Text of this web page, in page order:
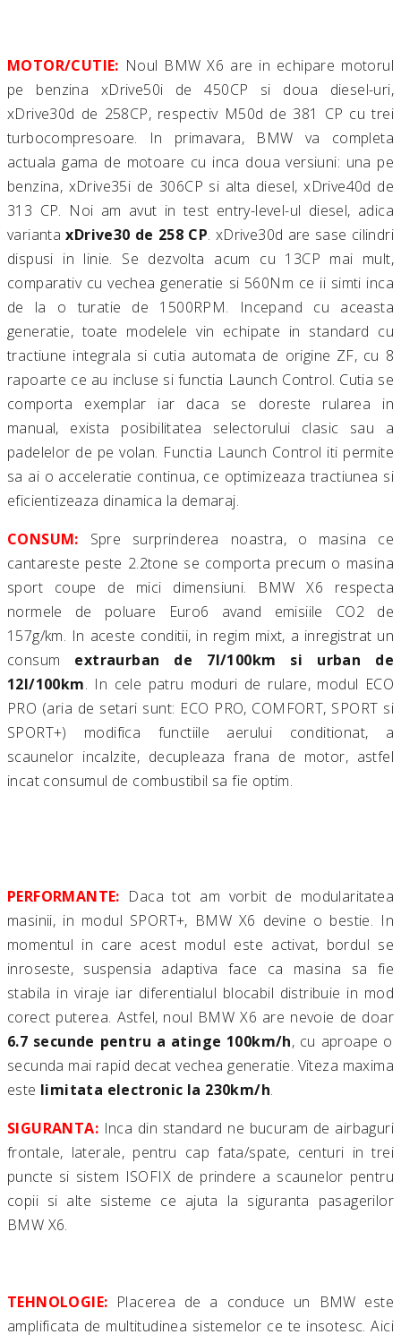
MOTOR/CUTIE: Noul BMW X6 are in echipare motorul
pe benzina xDrive50i de 450CP si doua diesel-uri,
xDrive30d de 258CP, respectiv M50d de 381 CP cu trei
turbocompresoare. In primavara, BMW va completa
actuala gama de motoare cu inca doua versiuni: una pe
benzina, xDrive35i de 306CP si alta diesel, xDrive40d de
313 CP. Noi am avut in test entry-level-ul diesel, adica
varianta xDrive30 de 258 CP. xDrive30d are sase cilindri
dispusi in linie. Se dezvolta acum cu 13CP mai mult,
comparativ cu vechea generatie si 560Nm ce ii simti inca
de la o turatie de 1500RPM. Incepand cu aceasta
generatie, toate modelele vin echipate in standard cu
tractiune integrala si cutia automata de origine ZF, cu 8
rapoarte ce au incluse si functia Launch Control. Cutia se
comporta exemplar iar daca se doreste rularea in
manual, exista posibilitatea selectorului clasic sau a
padelelor de pe volan. Functia Launch Control iti permite
sa ai o acceleratie continua, ce optimizeaza tractiunea si
eficientizeaza dinamica la demaraj.
CONSUM: Spre surprinderea noastra, o masina ce
cantareste peste 2.2tone se comporta precum o masina
sport coupe de mici dimensiuni. BMW X6 respecta
normele de poluare Euro6 avand emisiile CO2 de
157g/km. In aceste conditii, in regim mixt, a inregistrat un
consum extraurban de 7l/100km si urban de
12l/100km. In cele patru moduri de rulare, modul ECO
PRO (aria de setari sunt: ECO PRO, COMFORT, SPORT si
SPORT+) modifica functiile aerului conditionat, a
scaunelor incalzite, decupleaza frana de motor, astfel
incat consumul de combustibil sa fie optim.
PERFORMANTE: Daca tot am vorbit de modularitatea
masinii, in modul SPORT+, BMW X6 devine o bestie. In
momentul in care acest modul este activat, bordul se
inroseste, suspensia adaptiva face ca masina sa fie
stabila in viraje iar diferentialul blocabil distribuie in mod
corect puterea. Astfel, noul BMW X6 are nevoie de doar
6.7 secunde pentru a atinge 100km/h, cu aproape o
secunda mai rapid decat vechea generatie. Viteza maxima
este limitata electronic la 230km/h.
SIGURANTA: Inca din standard ne bucuram de airbaguri
frontale, laterale, pentru cap fata/spate, centuri in trei
puncte si sistem ISOFIX de prindere a scaunelor pentru
copii si alte sisteme ce ajuta la siguranta pasagerilor
BMW X6.
TEHNOLOGIE: Placerea de a conduce un BMW este
amplificata de multitudinea sistemelor ce te insotesc. Aici